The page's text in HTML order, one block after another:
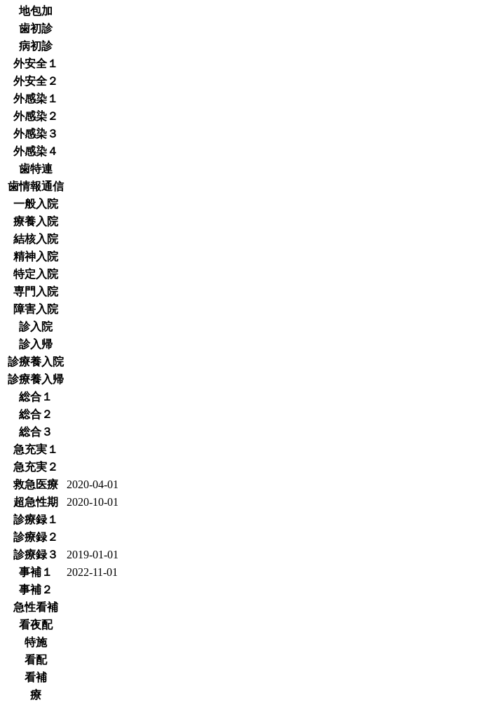
地包加
歯初診
病初診
外安全１
外安全２
外感染１
外感染２
外感染３
外感染４
歯特連
歯情報通信
一般入院
療養入院
結核入院
精神入院
特定入院
専門入院
障害入院
診入院
診入帰
診療養入院
診療養入帰
総合１
総合２
総合３
急充実１
急充実２
救急医療
2020-04-01
超急性期
2020-10-01
診療録１
診療録２
診療録３
2019-01-01
事補１
2022-11-01
事補２
急性看補
看夜配
特施
看配
看補
療